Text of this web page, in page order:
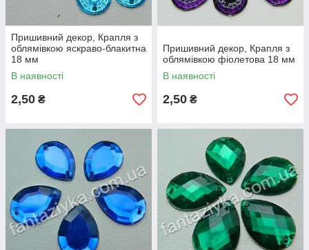
Пришивний декор, Крапля з
облямівкою яскраво-блакитна
18 мм
В наявності
2,50 ₴
Пришивний декор, Крапля з
облямівкою фіолетова 18 мм
В наявності
2,50 ₴